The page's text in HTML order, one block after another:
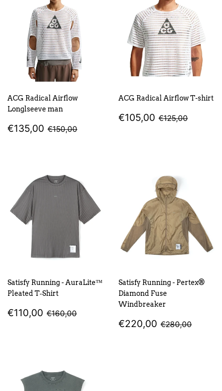
ACG Radical Airflow
Longlseeve man
PREZZO
SCONTATO
€135,00 €135,00
PREZZO DI LISTINO
€150,00
ACG Radical Airflow T-shirt
PREZZO
SCONTATO
€105,00 €105,00
PREZZO DI
€125,00
Satisfy Running - AuraLite™
Pleated T‑Shirt
PREZZO
SCONTATO
€110,00 €110,00
PREZZO DI LISTINO
€160,00
Satisfy Running - Pertex®
Diamond Fuse
Windbreaker
PREZZO
SCONTATO
€220,00 €220,00
PREZZO DI
€280,00